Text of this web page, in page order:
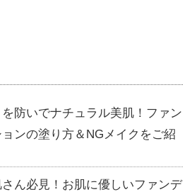
防いでナチュラル美肌！ファン
ンの塗り方＆NGメイクをご紹
ん必見！お肌に優しいファンデ